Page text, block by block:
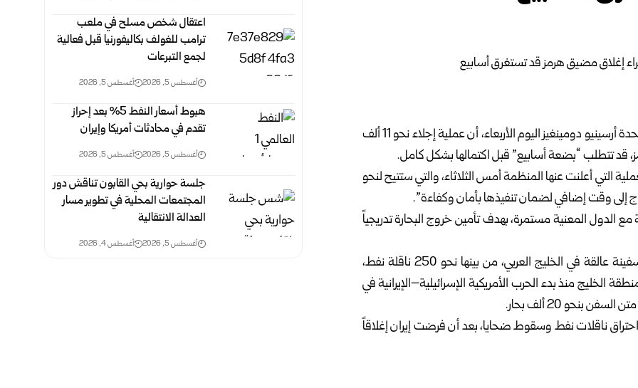
أعلن الأمين العام للمنظمة البحرية الدولية التابعة للأمم المتحدة أرسينيو دومينغيز اليوم الأربعاء، أن عملية إجلاء نحو 11 ألف
قد تتطلب “بضعة أسابيع” قبل اكتمالها بشكل كامل.
التي أعلنت عنها المنظمة أمس الثلاثاء، والتي ستتيح لنحو
مع الدول المعنية مستمرة، بهدف تأمين خروج البحارة تدريجياً
وبحسب شركة “كيبلر” لتتبع الملاحة البحرية، لا تزال 600 سفينة عالقة في الخليج العربي، من بينها نحو 250 ناقلة نفط،
البحرية الدولية إلى مقتل 11 بحاراً في منطقة الخليج منذ بدء الحرب الأمريكية الإسرائيلية–الإيرانية في
ناقلات نفط وسقوط ضحايا، بعد أن فرضت إيران إغلاقاً
اعتقال شخص مسلح في ملعب
ترامب للغولف بكاليفورنيا قبل فعالية
لجمع التبرعات
أغسطس 5, 2026 أغسطس 5, 2026
هبوط أسعار النفط 5% بعد إحراز
تقدم في محادثات أمريكا وإيران
أغسطس 5, 2026 أغسطس 5, 2026
جلسة حوارية بحي القابون تناقش دور
المجتمعات المحلية في تطوير مسار
العدالة الانتقالية
أغسطس 5, 2026 أغسطس 4, 2026